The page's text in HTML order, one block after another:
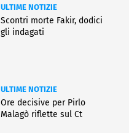
ULTIME NOTIZIE
Scontri morte Fakir, dodici
gli indagati
ULTIME NOTIZIE
Ore decisive per Pirlo
Malagò riflette sul Ct